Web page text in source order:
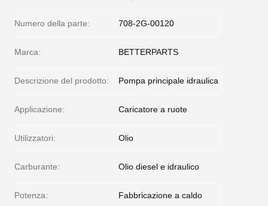
Numero della parte: 708-2G-00120
Marca: BETTERPARTS
Descrizione del prodotto: Pompa principale idraulica
Applicazione: Caricatore a ruote
Utilizzatori: Olio
Carburante: Olio diesel e idraulico
Potenza: Fabbricazione a caldo